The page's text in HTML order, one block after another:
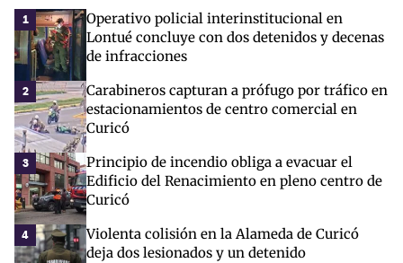
1
Operativo policial interinstitucional en
Lontué concluye con dos detenidos y decenas
de infracciones
2
Carabineros capturan a prófugo por tráfico en
estacionamientos de centro comercial en
Curicó
3
Principio de incendio obliga a evacuar el
Edificio del Renacimiento en pleno centro de
Curicó
4
Violenta colisión en la Alameda de Curicó
deja dos lesionados y un detenido